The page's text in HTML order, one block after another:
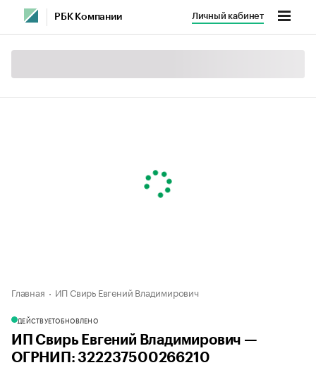
РБК Компании Личный кабинет
Главная ИП Свирь Евгений Владимирович
ДЕЙСТВУЕТОБНОВЛЕНО
ИП Свирь Евгений Владимирович —
ОГРНИП: 322237500266210